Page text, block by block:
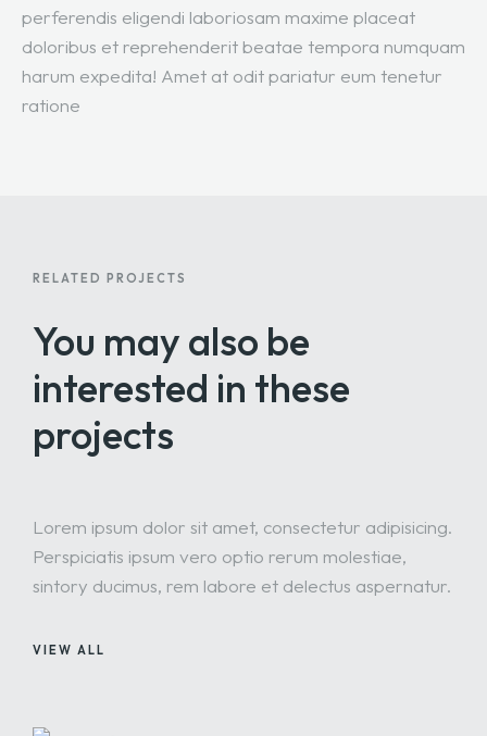
perferendis eligendi laboriosam maxime placeat
doloribus et reprehenderit beatae tempora numquam
harum expedita! Amet at odit pariatur eum tenetur
ratione
RELATED PROJECTS
You may also be
interested in these
projects
Lorem ipsum dolor sit amet, consectetur adipisicing.
Perspiciatis ipsum vero optio rerum molestiae,
sintory ducimus, rem labore et delectus aspernatur.
VIEW ALL